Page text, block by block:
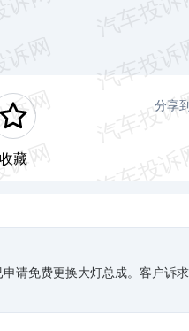
收藏
分享
请免费更换大灯总成。客户诉